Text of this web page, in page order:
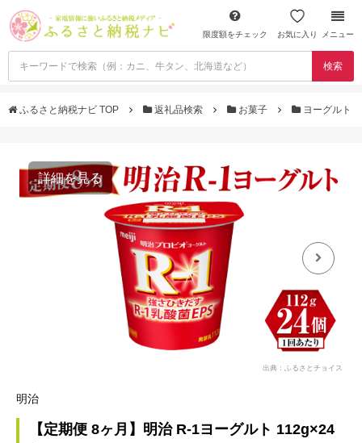
限度額をチェック お気に入り メニュー
検索
ふるさと納税ナビ TOP 返礼品検索 お菓子 ヨーグルト
詳細を見る
出典：ふるさとチョイス
明治
【定期便 8ヶ月】明治 R-1ヨーグルト 112g×24